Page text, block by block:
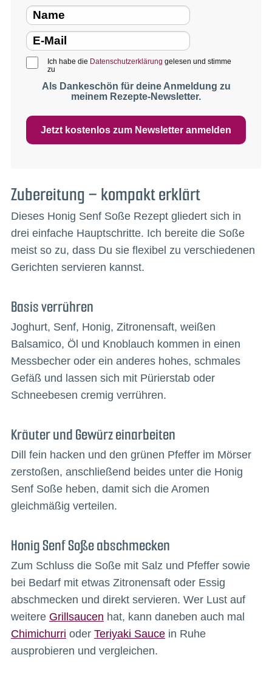
Ich habe die Datenschutzerklärung gelesen und stimme
zu
Als Dankeschön für deine Anmeldung zu
meinem Rezepte-Newsletter.
Jetzt kostenlos zum Newsletter anmelden
Zubereitung – kompakt erklärt
Dieses Honig Senf Soße Rezept gliedert sich in
drei einfache Hauptschritte. Ich bereite die Soße
meist so zu, dass Du sie flexibel zu verschiedenen
Gerichten servieren kannst.
Basis verrühren
Joghurt, Senf, Honig, Zitronensaft, weißen
Balsamico, Öl und Knoblauch kommen in einen
Messbecher oder ein anderes hohes, schmales
Gefäß und lassen sich mit Pürierstab oder
Schneebesen cremig verrühren.
Kräuter und Gewürz einarbeiten
Dill fein hacken und den grünen Pfeffer im Mörser
zerstoßen, anschließend beides unter die Honig
Senf Soße heben, damit sich die Aromen
gleichmäßig verteilen.
Honig Senf Soße abschmecken
Zum Schluss die Soße mit Salz und Pfeffer sowie
bei Bedarf mit etwas Zitronensaft oder Essig
abschmecken und direkt servieren. Wer Lust auf
weitere Grillsaucen hat, kann daneben auch mal
Chimichurri oder Teriyaki Saucein Ruhe
ausprobieren und vergleichen.